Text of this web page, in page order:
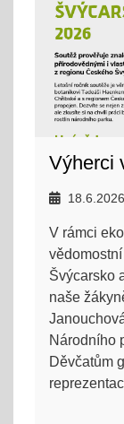
Výherci
18.6.2026
V rámci
Švýcarsko
naše
Národního
Děvčatům